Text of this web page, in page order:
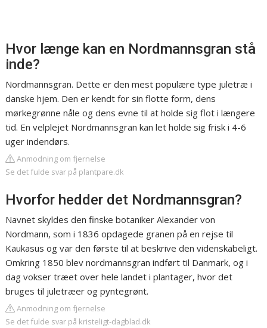
Hvor længe kan en Nordmannsgran stå
inde?
Nordmannsgran. Dette er den mest populære type juletræ i
danske hjem. Den er kendt for sin flotte form, dens
mørkegrønne nåle og dens evne til at holde sig flot i længere
tid. En velplejet Nordmannsgran kan let holde sig frisk i 4-6
uger indendørs.
Anmodning om fjernelse
Se det fulde svar på plantpare.dk
Hvorfor hedder det Nordmannsgran?
Navnet skyldes den finske botaniker Alexander von
Nordmann, som i 1836 opdagede granen på en rejse til
Kaukasus og var den første til at beskrive den videnskabeligt.
Omkring 1850 blev nordmannsgran indført til Danmark, og i
dag vokser træet over hele landet i plantager, hvor det
bruges til juletræer og pyntegrønt.
Anmodning om fjernelse
Se det fulde svar på kristeligt-dagblad.dk